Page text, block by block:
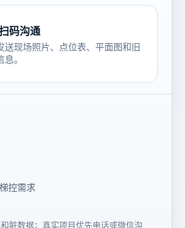
码沟通
送现场照片、点位表、平面图和旧
。
控需求
脏数据；真实项目优先电话或微信沟